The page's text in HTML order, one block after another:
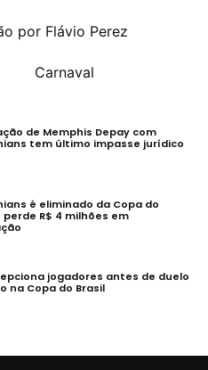
por Flávio Perez
Carnaval
de Memphis Depay com
tem último impasse jurídico
é eliminado da Copa do
perde R$ 4 milhões em
jogadores antes de duelo
na Copa do Brasil